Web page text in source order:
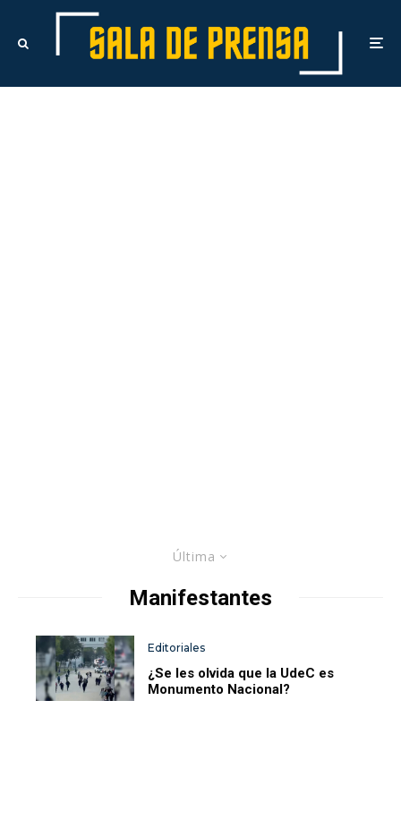
Última
Manifestantes
Editoriales
¿Se les olvida que la UdeC es
Monumento Nacional?